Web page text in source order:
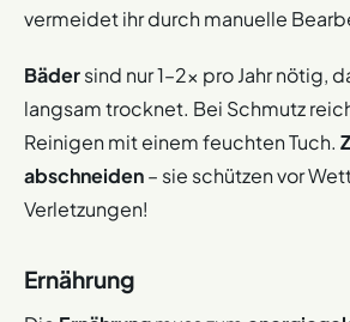
vermeidet ihr durch manuelle
Bädersind nur 1–2x pro Jahr nötig,
langsam trocknet. Bei Schmutz
Reinigen mit einem feuchten Tuch.
abschneiden– sie schützen vor
Verletzungen!
Ernährung